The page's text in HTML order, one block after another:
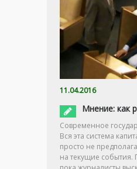
11.04.2016
Мнение: как
Современное
Вся эта система
просто не
на текущие события.